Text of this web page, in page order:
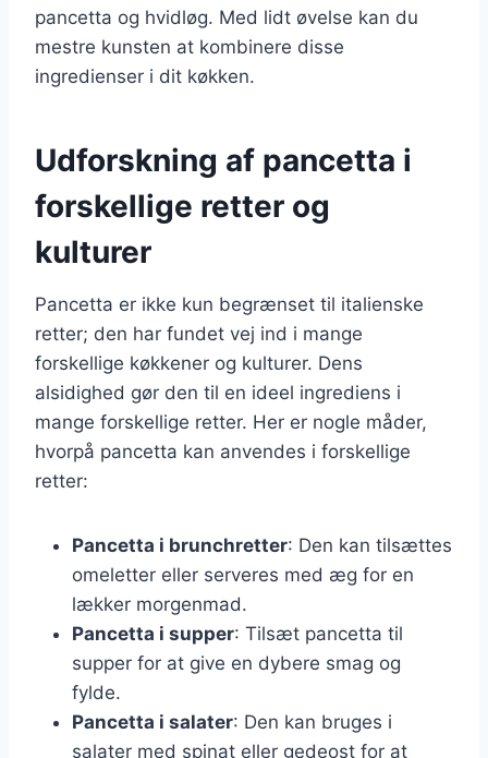
pancetta og hvidløg. Med lidt øvelse kan du
mestre kunsten at kombinere disse
ingredienser i dit køkken.
Udforskning af pancetta i
forskellige retter og
kulturer
Pancetta er ikke kun begrænset til italienske
retter; den har fundet vej ind i mange
forskellige køkkener og kulturer. Dens
alsidighed gør den til en ideel ingrediens i
mange forskellige retter. Her er nogle måder,
hvorpå pancetta kan anvendes i forskellige
retter:
Pancetta i brunchretter: Den kan tilsættes
omeletter eller serveres med æg for en
lækker morgenmad.
Pancetta i supper: Tilsæt pancetta til
supper for at give en dybere smag og
fylde.
Pancetta i salater: Den kan bruges i
salater med spinat eller gedeost for at